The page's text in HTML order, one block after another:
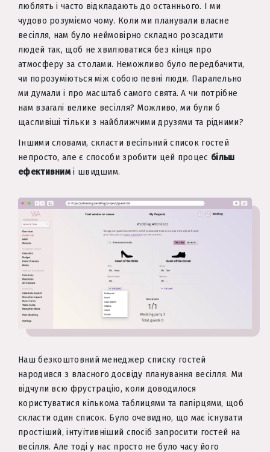
люблять і часто відкладають до останнього. І ми
чудово розуміємо чому. Коли ми планували власне
весілля, нам було неймовірно складно розсадити
людей так, щоб не хвилюватися без кінця про
атмосферу за столами. Неможливо було передбачити,
чи порозуміються між собою певні люди. Паралельно
ми думали і про масштаб самого свята. А чи потрібне
нам взагалі велике весілля? Можливо, ми були б
щасливіші тільки з найближчими друзями та рідними?
Іншими словами, скласти весільний список гостей
непросто, але є способи зробити цей процес більш
ефективним і швидшим.
Наш безкоштовний менеджер списку гостей
народився з власного досвіду планування весілля. Ми
відчули всю фрустрацію, коли доводилося
користуватися кількома таблицями та папірцями, щоб
скласти один список. Було очевидно, що має існувати
простіший, інтуїтивніший спосіб запросити гостей на
весілля. Але тоді у нас просто не було часу його